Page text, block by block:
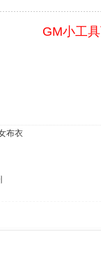
GM小工
布衣